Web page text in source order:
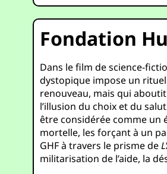
Fondation
Dans le film de science-
dystopique impose un
renouveau, mais qui
l’illusion du choix et du
être considérée comme un
mortelle, les forçant à un
GHF à travers le prisme de
militarisation de l’aide, la